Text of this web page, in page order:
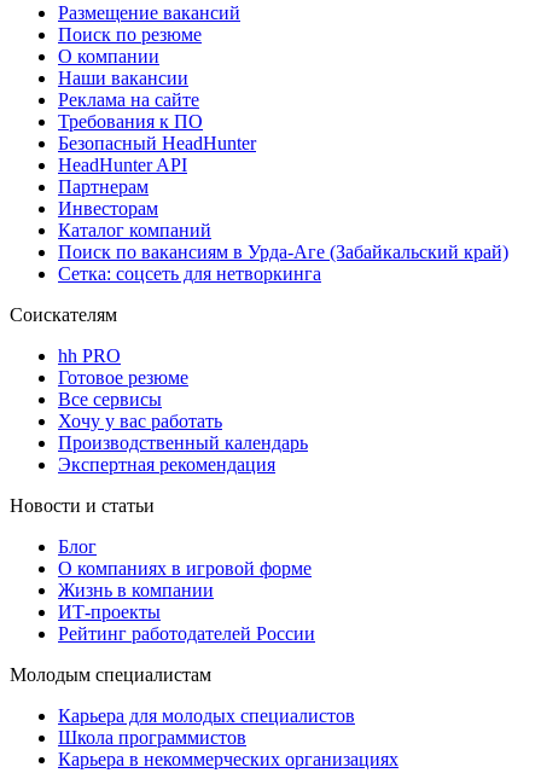
Размещение вакансий
Поиск по резюме
О компании
Наши вакансии
Реклама на сайте
Требования к ПО
Безопасный HeadHunter
HeadHunter API
Партнерам
Инвесторам
Каталог компаний
Поиск по вакансиям в Урда-Аге (Забайкальский край)
Сетка: соцсеть для нетворкинга
Соискателям
hh PRO
Готовое резюме
Все сервисы
Хочу у вас работать
Производственный календарь
Экспертная рекомендация
Новости и статьи
Блог
О компаниях в игровой форме
Жизнь в компании
ИТ-проекты
Рейтинг работодателей России
Молодым специалистам
Карьера для молодых специалистов
Школа программистов
Карьера в некоммерческих организациях